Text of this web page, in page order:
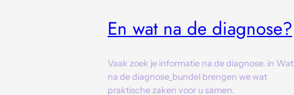
En wat na de diagnose?
Vaak zoek je informatie na de diagnose. in Wat
na de diagnose_bundel brengen we wat
praktische zaken voor u samen.